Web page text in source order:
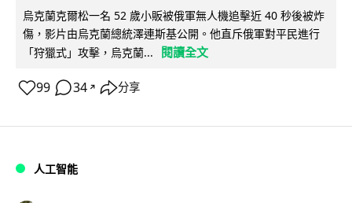
烏克蘭克爾松一名 52 歲小販被俄軍無人機追擊近 40 秒後被炸
傷，影片由烏克蘭總統澤連斯基公開。他直斥俄軍對平民進行
「狩獵式」攻擊，烏克蘭...
閱讀全文
99 34 ↗ 分享
人工智能